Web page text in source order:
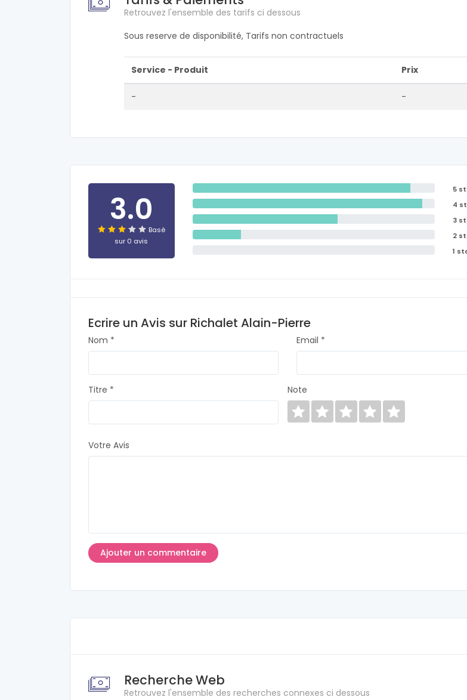
Retrouvez l'ensemble des tarifs ci dessous
Sous reserve de disponibilité, Tarifs non contractuels
Service - Produit Prix
- -
3.0
Basé
sur 0 avis
5
4
3
2
1
Ecrire un Avis sur Richalet Alain-Pierre
Nom * Email *
Titre * Note
Votre Avis
Recherche Web
Retrouvez l'ensemble des recherches connexes ci dessous